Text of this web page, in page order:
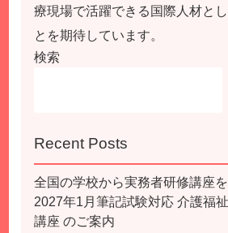
療現場で活躍できる国際人材と
とを期待しています。
検索
Recent Posts
全国の学校から実務者研修講座
2027年1月筆記試験対応 介護福
講座 のご案内